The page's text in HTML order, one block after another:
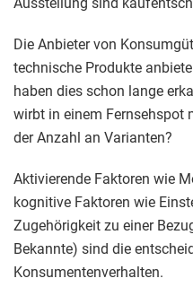
Die Anbieter von
technische Produkte
haben dies schon lange
wirbt in einem Fernsehspot
der Anzahl an Varianten?
Aktivierende Faktoren wie
kognitive Faktoren wie
Zugehörigkeit zu einer
Bekannte) sind die
Konsumentenverhalten.